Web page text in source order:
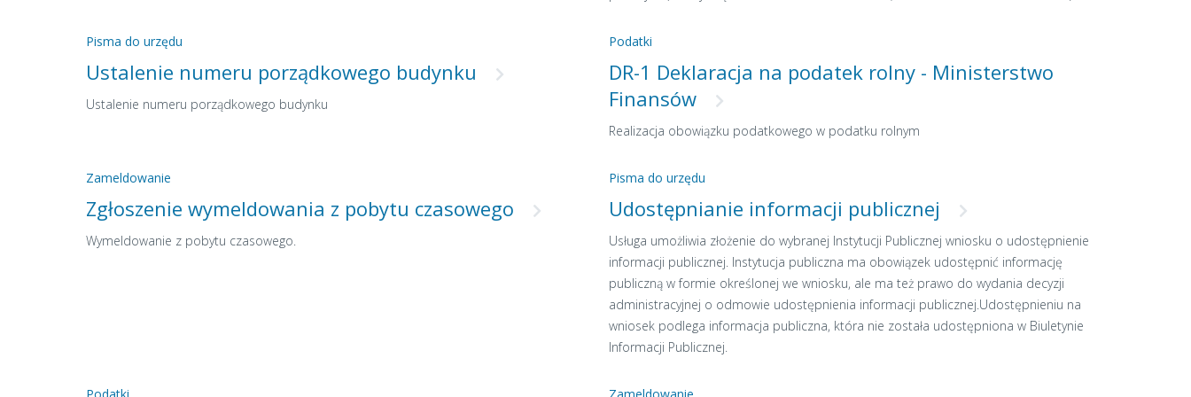
Pisma do urzędu
Ustalenie numeru porządkowego budynku
Ustalenie numeru porządkowego budynku
Podatki
DR-1 Deklaracja na podatek rolny - Ministerstwo
Finansów
Realizacja obowiązku podatkowego w podatku rolnym
Zameldowanie
Zgłoszenie wymeldowania z pobytu czasowego
Wymeldowanie z pobytu czasowego.
Pisma do urzędu
Udostępnianie informacji publicznej
Usługa umożliwia złożenie do wybranej Instytucji Publicznej wniosku o udostępnienie
informacji publicznej. Instytucja publiczna ma obowiązek udostępnić informację
publiczną w formie określonej we wniosku, ale ma też prawo do wydania decyzji
administracyjnej o odmowie udostępnienia informacji publicznej.Udostępnieniu na
wniosek podlega informacja publiczna, która nie została udostępniona w Biuletynie
Informacji Publicznej.